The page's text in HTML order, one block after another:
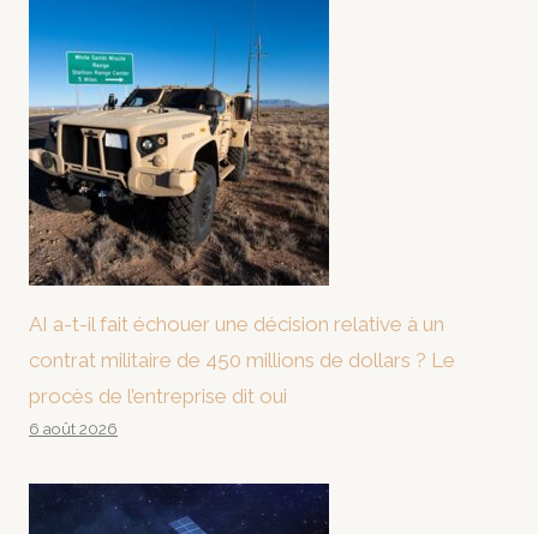
AI a-t-il fait échouer une décision relative à un
contrat militaire de 450 millions de dollars ? Le
procès de l’entreprise dit oui
6 août 2026